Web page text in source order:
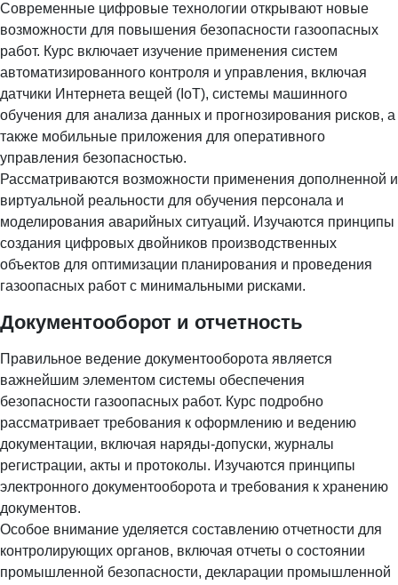
Современные цифровые технологии открывают новые
возможности для повышения безопасности газоопасных
работ. Курс включает изучение применения систем
автоматизированного контроля и управления, включая
датчики Интернета вещей (IoT), системы машинного
обучения для анализа данных и прогнозирования рисков, а
также мобильные приложения для оперативного
управления безопасностью.
Рассматриваются возможности применения дополненной и
виртуальной реальности для обучения персонала и
моделирования аварийных ситуаций. Изучаются принципы
создания цифровых двойников производственных
объектов для оптимизации планирования и проведения
газоопасных работ с минимальными рисками.
Документооборот и отчетность
Правильное ведение документооборота является
важнейшим элементом системы обеспечения
безопасности газоопасных работ. Курс подробно
рассматривает требования к оформлению и ведению
документации, включая наряды-допуски, журналы
регистрации, акты и протоколы. Изучаются принципы
электронного документооборота и требования к хранению
документов.
Особое внимание уделяется составлению отчетности для
контролирующих органов, включая отчеты о состоянии
промышленной безопасности, декларации промышленной